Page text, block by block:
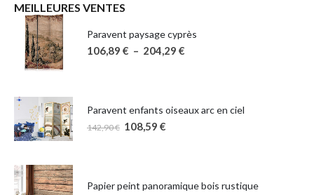
MEILLEURES VENTES
Paravent paysage cyprès
106,89 € – 204,29 €
Paravent enfants oiseaux arc en ciel
142,90€ 108,59 €
Papier peint panoramique bois rustique